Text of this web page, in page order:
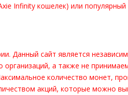
Infinity кошелек) или
Данный сайт является
а также не
количество монет,
акций, которые можно